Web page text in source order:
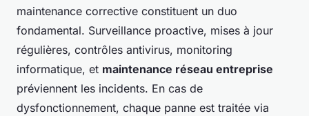
maintenance corrective constituent un duo
fondamental. Surveillance proactive, mises à jour
régulières, contrôles antivirus, monitoring
informatique, et maintenance réseau entreprise
préviennent les incidents. En cas de
dysfonctionnement, chaque panne est traitée via